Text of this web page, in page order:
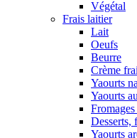
Végétal
Frais laitier
Lait
Oeufs
Beurre
Crème
Yaourts
Yaourts
Desserts,
Yaourts